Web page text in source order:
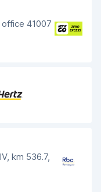
41007
km 536.7,